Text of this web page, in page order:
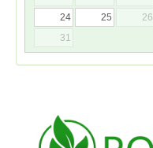
24
25 26
31